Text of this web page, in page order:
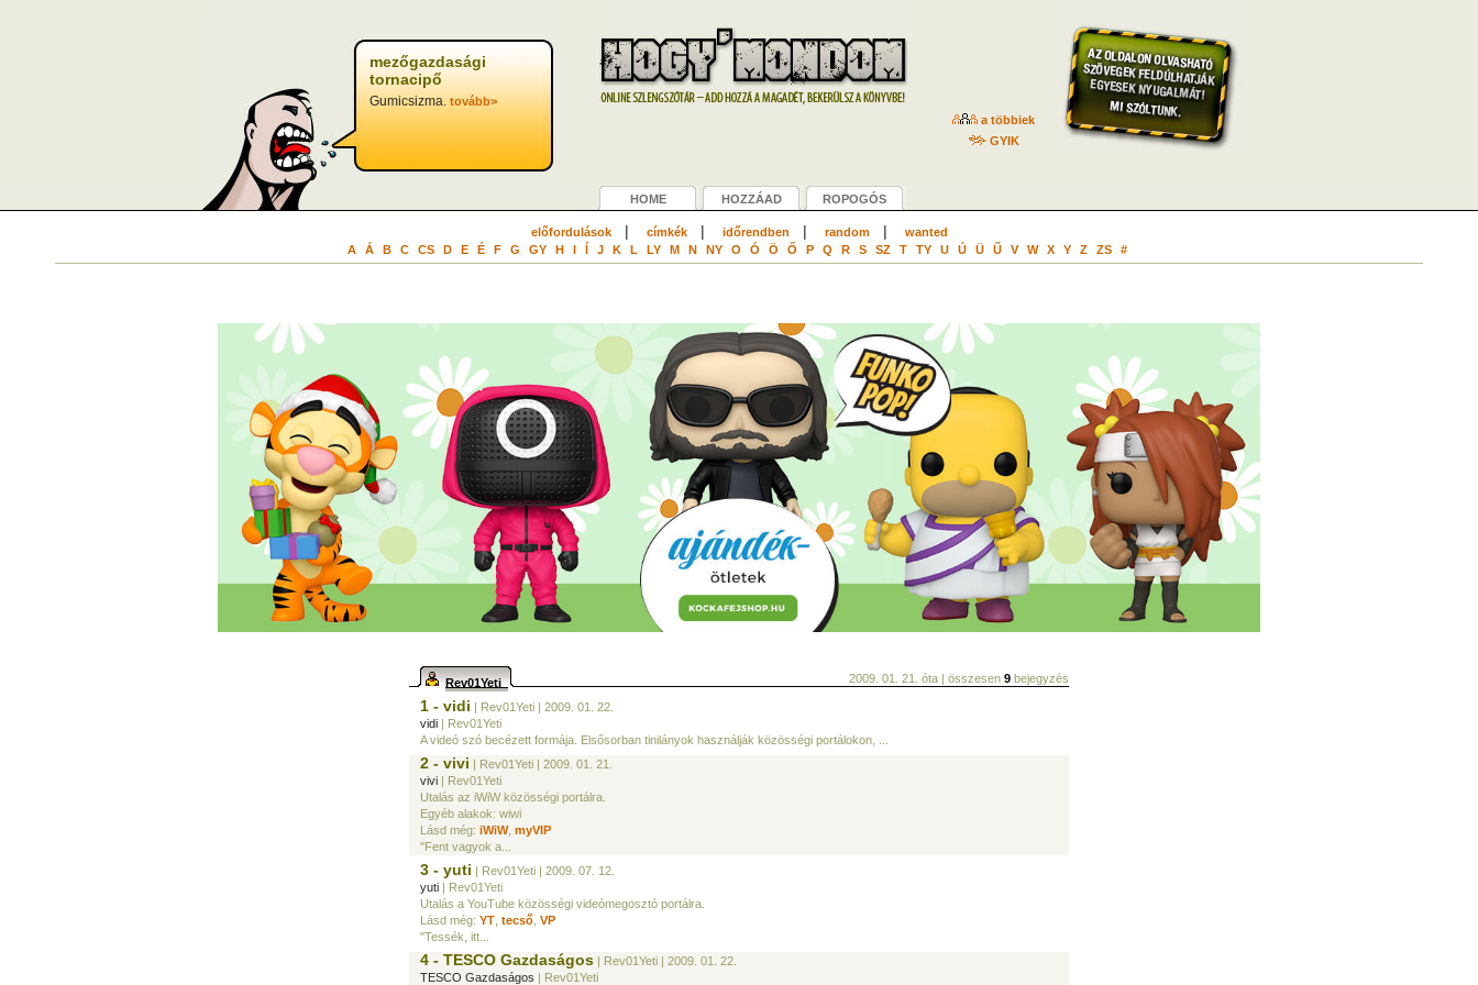
mezőgazdasági
tornacipő
Gumicsizma. tovább>
a többiek
GYIK
HOME HOZZÁAD ROPOGÓS
előfordulások| címkék| időrendben | random|
wanted
A
Á B C CS D E É F G GY H I Í J K L LY M N NY O Ó Ö Ő P Q R S SZ T TY U Ú Ü Ű V W X Y Z ZS #
Rev01Yeti 2009. 01. 21. óta | összesen 9 bejegyzés
1 - vidi | Rev01Yeti | 2009. 01. 22.
vidi | Rev01Yeti
A videó szó becézett formája. Elsősorban tinilányok használják közösségi portálokon, ...
2 - vivi | Rev01Yeti | 2009. 01. 21.
vivi | Rev01Yeti
Utalás az iWiW közösségi portálra.
Egyéb alakok: wiwi
Lásd még: iWiW, myVIP
"Fent vagyok a...
3 - yuti | Rev01Yeti | 2009. 07. 12.
yuti | Rev01Yeti
Utalás a YouTube közösségi videómegosztó portálra.
Lásd még: YT tecső VP
"Tessék, itt...
4 - TESCO Gazdaságos | Rev01Yeti | 2009. 01. 22.
TESCO Gazdaságos | Rev01Yeti